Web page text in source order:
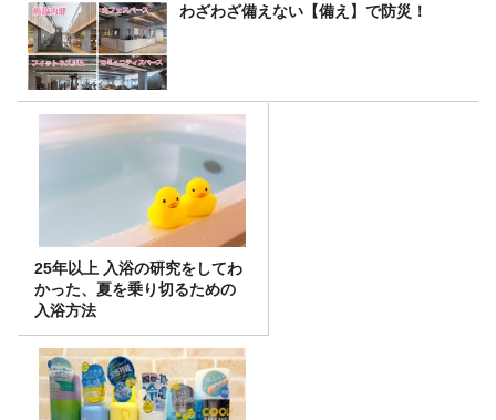
わざわざ備えない【備え】で防災！
25年以上 入浴の研究をしてわ
かった、夏を乗り切るための
入浴方法